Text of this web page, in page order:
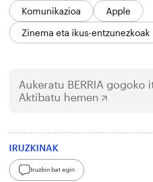
Komunikazioa
Apple
Zinema eta ikus-entzunezkoak
Aukeratu BERRIA gogoko
Aktibatu hemen
IRUZKINAK
Iruzkin bat egin